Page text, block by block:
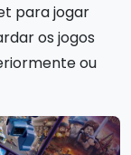
para jogar
os jogos
ou